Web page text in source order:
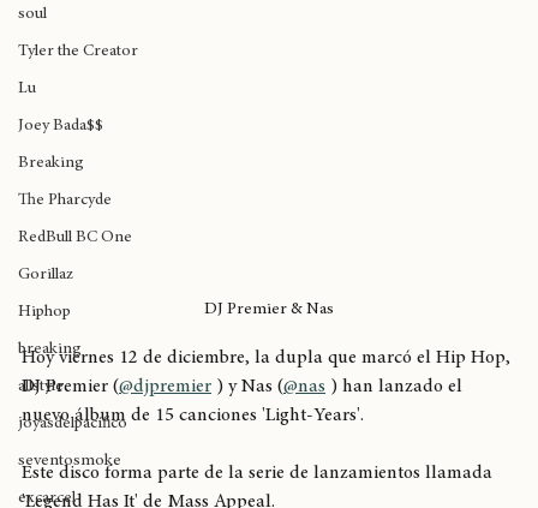
Mos Def
soul
Tyler the Creator
Lu
Joey Bada$$
Breaking
The Pharcyde
RedBull BC One
Gorillaz
Hiphop
breaking
allstyle
joyasdelpacífico
seventosmoke
Premier y Nas
DJ Premier & Nas
Hoy viernes 12 de diciembre, la dupla que marcó el Hip Hop,
DJ Premier (@djpremier ) y Nas (@nas
nuevo álbum de 15 canciones 'Light-Years'.